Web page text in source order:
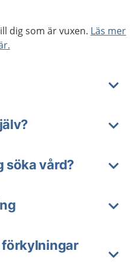
dig som är vuxen. Läs mer
söka vård?
förkylningar